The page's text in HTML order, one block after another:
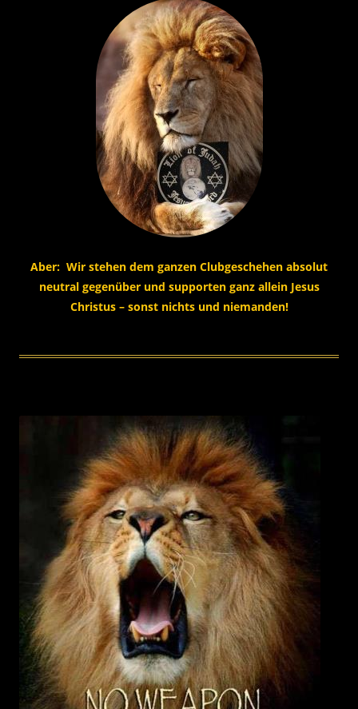
Aber: Wir stehen dem ganzen Clubgeschehen absolut
neutral gegenüber und supporten ganz allein Jesus
Christus – sonst nichts und niemanden!